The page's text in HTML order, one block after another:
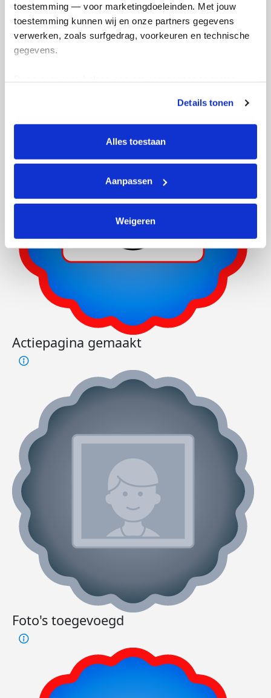
toestemming — voor marketingdoeleinden. Met jouw
toestemming kunnen wij en onze partners gegevens
verwerken, zoals surfgedrag, voorkeuren en technische
gegevens.
tonen. Je kunt je toestemming op elk moment wijzigen of
intrekken via Cookie instellingen onderaan de pagina. De
lijst met cookies is te vinden in het tabblad “details”.
Details tonen
Alles toestaan
Aanpassen
Weigeren
Deel op
Actiepagina gemaakt
Foto's toegevoegd